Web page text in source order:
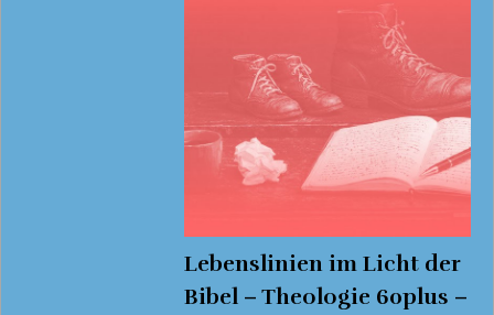
Licht der Bibel –
Theologie 60plus
– 4 Matineen in
ZÜRICH
Lebenslinien im Licht der
Bibel – Theologie 60plus –